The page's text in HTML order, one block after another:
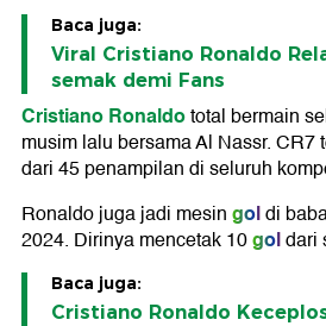
Baca juga:
Viral Cristiano Ronaldo
semak demi Fans
Cristiano Ronaldototal bermain
musim lalu bersama Al Nassr. CR7
dari 45 penampilan di seluruh
Ronaldo juga jadi mesingoldi
2024. Dirinya mencetak 10goldari
Baca juga:
Cristiano Ronaldo